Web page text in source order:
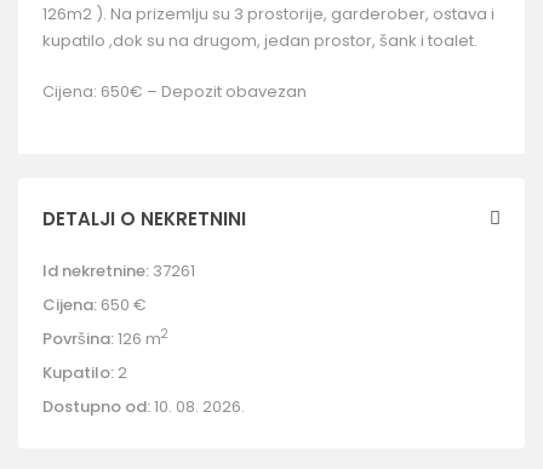
126m2 ). Na prizemlju su 3 prostorije, garderober, ostava i
kupatilo ,dok su na drugom, jedan prostor, šank i toalet.
Cijena: 650€ – Depozit obavezan
DETALJI O NEKRETNINI
Id nekretnine: 37261
Cijena: 650 €
Površina:126 m2
Kupatilo: 2
Dostupno od:10. 08. 2026.